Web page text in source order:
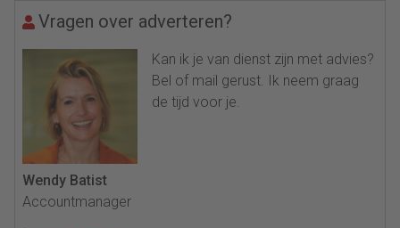
Vragen over adverteren?
Kan ik je van dienst zijn met advies?
Bel of mail gerust. Ik neem graag
de tijd voor je.
Wendy Batist
Accountmanager